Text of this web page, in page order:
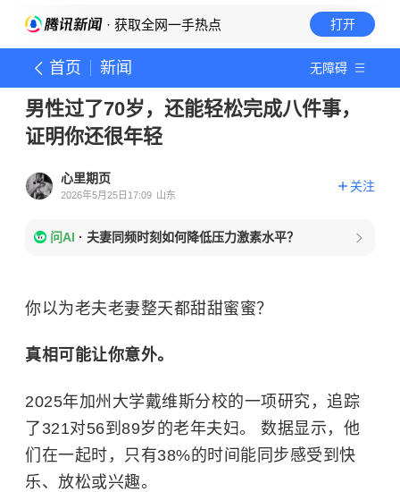
· 获取全网一手热点 打开
首页 新闻 无障碍
男性过了70岁，还能轻松完成八件事，
证明你还很年轻
心里期页
2026年5月25日17:09 山东
关注
问AI · 夫妻同频时刻如何降低压力激素水平？
你以为老夫老妻整天都甜甜蜜蜜？
真相可能让你意外。
2025年加州大学戴维斯分校的一项研究，追踪
了321对56到89岁的老年夫妇。 数据显示，他
们在一起时，只有38%的时间能同步感受到快
乐、放松或兴趣。